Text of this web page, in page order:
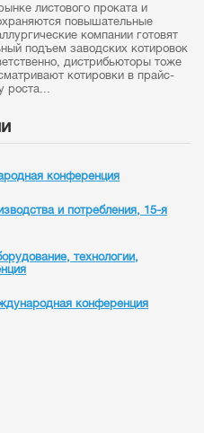
листового проката и
повышательные
компании готовят
подъем заводских котировок
дистрибьюторы тоже
котировки в прайс-
роста...
конференция
и потребления, 15-я
технологии,
конференция